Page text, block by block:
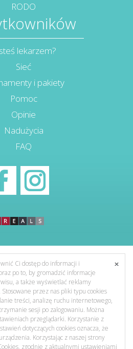
RODO
lekarzem?
Sieć
i pakiety
Pomoc
Opinie
Nadużycia
FAQ
Ci dostęp do informacji i
po to, by gromadzić informacje
a także wyświetlać reklamy
przez nas pliki typu cookies
treści, analizę ruchu internetowego,
sesji po zalogowaniu. Można
przeglądarki. Korzystanie z
dotyczących cookies oznacza, że
Korzystając z naszej strony
zgodnie z aktualnymi ustawieniami